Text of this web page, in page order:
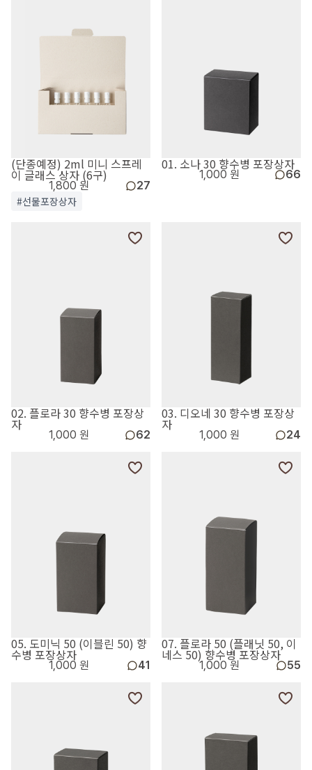
(단종예정) 2ml 미니 스프레
이 글래스 상자 (6구)
1,800 원 27
#선물포장상자
01. 소나 30 향수병 포장상자
1,000 원 66
02. 플로라 30 향수병 포장상
자
1,000 원 62
03. 디오네 30 향수병 포장상
자
1,000 원 24
05. 도미닉 50 (이블린 50) 향
수병 포장상자
1,000 원 41
07. 플로라 50 (플래닛 50, 이
네스 50) 향수병 포장상자
1,000 원 55